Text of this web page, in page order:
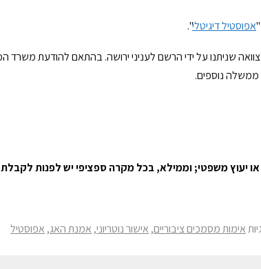
אפוסטיל דיגיטלי".
צוואה שניתנו על ידי הרשם לעניני ירושה. בהתאם להודעת
ממשלה נוספים.
יעוץ משפטי; וממילא, בכל מקרה ספציפי יש לפנות
אימות מסמכים ציבוריים, אישור נוטריוני, אמנת האג, אפוסטיל